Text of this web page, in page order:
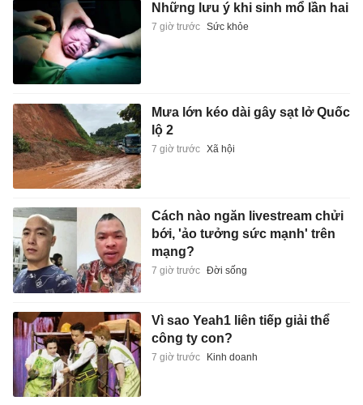
Những lưu ý khi sinh mổ lần hai
7 giờ trước Sức khỏe
Mưa lớn kéo dài gây sạt lở Quốc
lộ 2
7 giờ trước Xã hội
Cách nào ngăn livestream chửi
bới, 'ảo tưởng sức mạnh' trên
mạng?
7 giờ trước Đời sống
Vì sao Yeah1 liên tiếp giải thể
công ty con?
7 giờ trước Kinh doanh